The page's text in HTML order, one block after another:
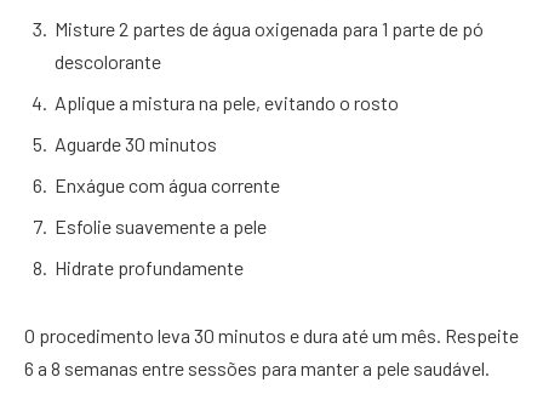
Misture 2 partes de água oxigenada para 1 parte de pó
descolorante
Aplique a mistura na pele, evitando o rosto
Aguarde 30 minutos
Enxágue com água corrente
Esfolie suavemente a pele
Hidrate profundamente
O procedimento leva 30 minutos e dura até um mês. Respeite
6 a 8 semanas entre sessões para manter a pele saudável.